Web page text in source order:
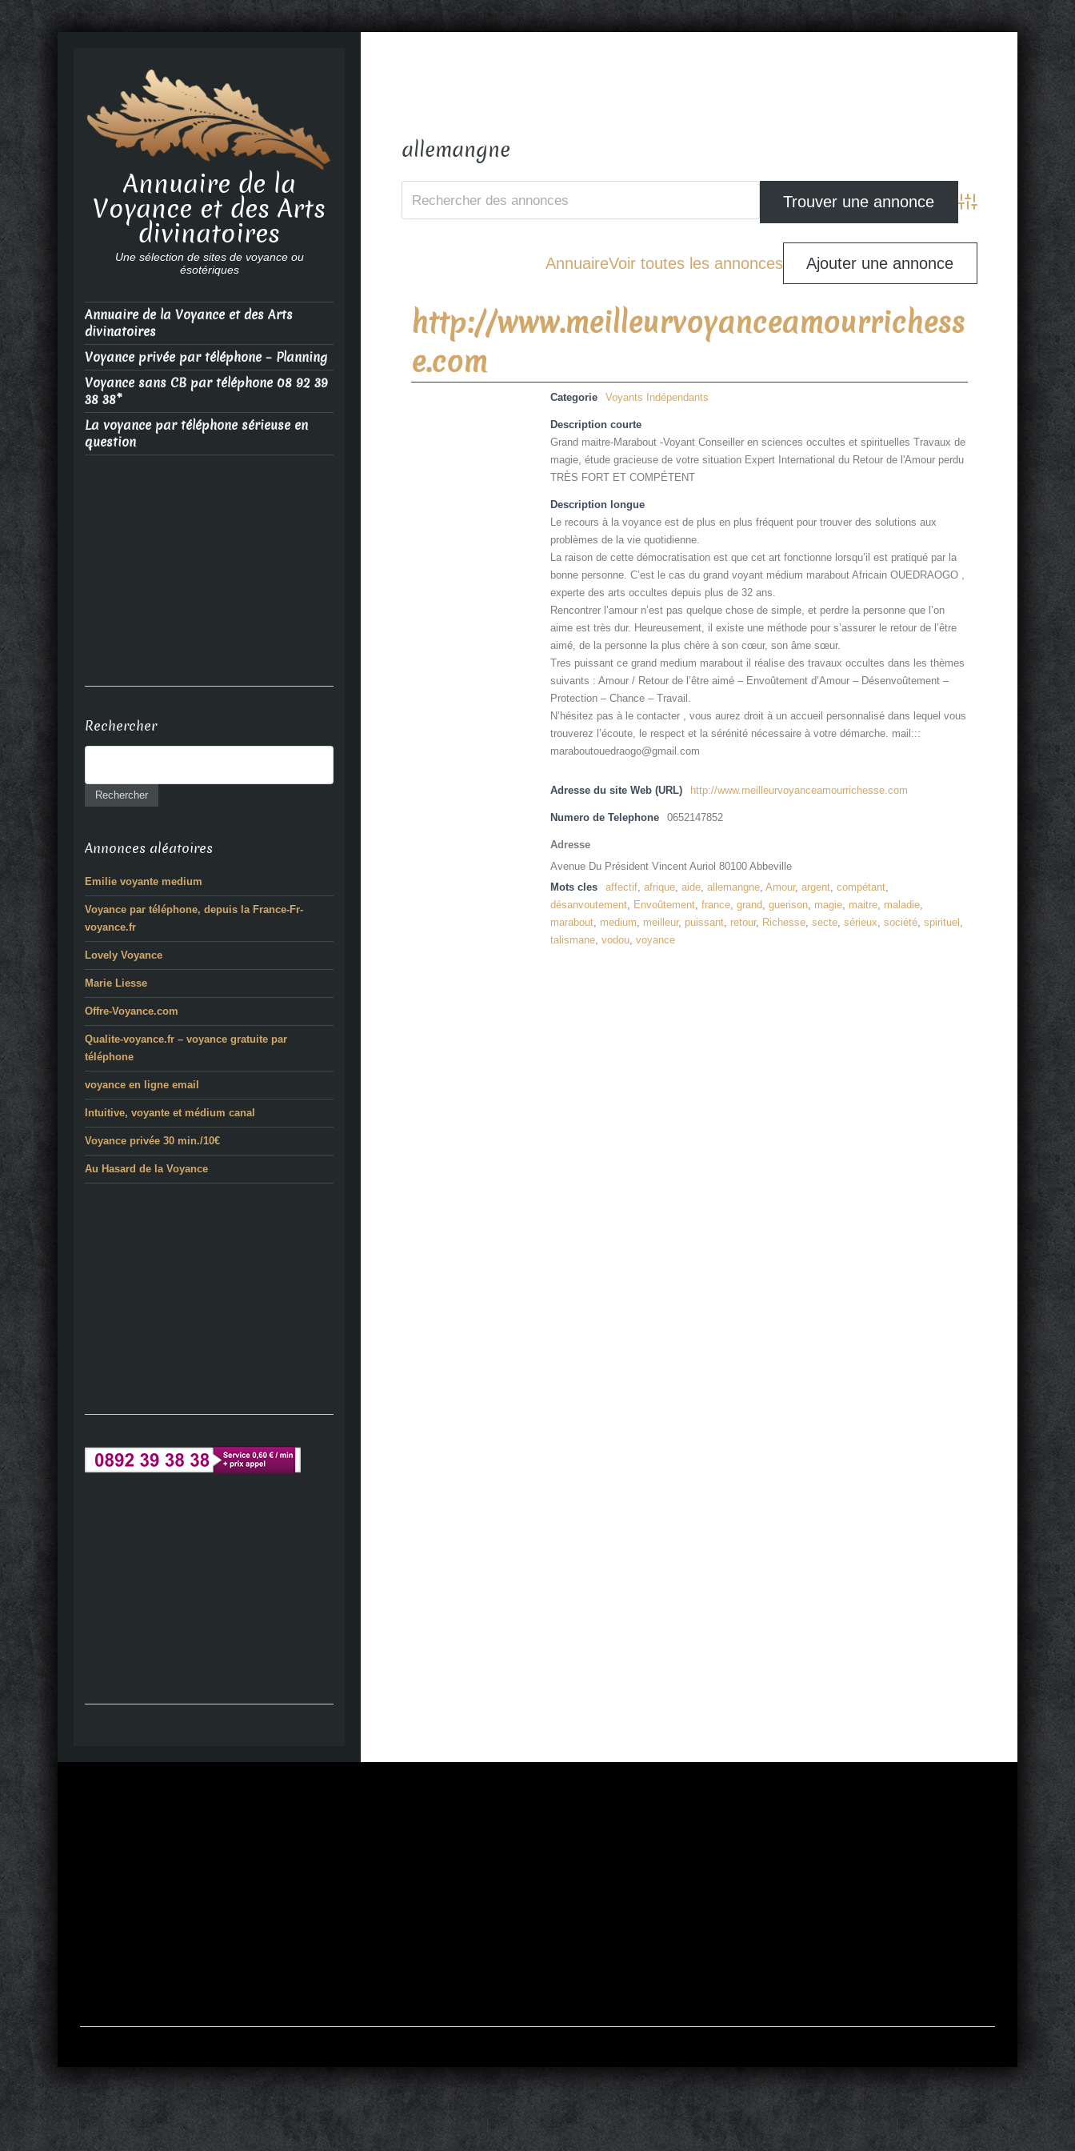
allemangne
Advanced Search
AnnuaireVoir toutes les annonces Ajouter une annonce
http://www.meilleurvoyanceamourrichess
e.com
Categorie Voyants Indépendants
Description courte
Grand maitre-Marabout -Voyant Conseiller en sciences occultes et spirituelles Travaux de
magie, étude gracieuse de votre situation Expert International du Retour de l'Amour perdu
TRÈS FORT ET COMPÉTENT
Description longue
Le recours à la voyance est de plus en plus fréquent pour trouver des solutions aux
problèmes de la vie quotidienne.
La raison de cette démocratisation est que cet art fonctionne lorsqu’il est pratiqué par la
bonne personne. C’est le cas du grand voyant médium marabout Africain OUEDRAOGO ,
experte des arts occultes depuis plus de 32 ans.
Rencontrer l’amour n’est pas quelque chose de simple, et perdre la personne que l’on
aime est très dur. Heureusement, il existe une méthode pour s’assurer le retour de l’être
aimé, de la personne la plus chère à son cœur, son âme sœur.
Tres puissant ce grand medium marabout il réalise des travaux occultes dans les thèmes
suivants : Amour / Retour de l’être aimé – Envoûtement d’Amour – Désenvoûtement –
Protection – Chance – Travail.
N’hésitez pas à le contacter , vous aurez droit à un accueil personnalisé dans lequel vous
trouverez l’écoute, le respect et la sérénité nécessaire à votre démarche. mail:::
maraboutouedraogo@gmail.com
Adresse du site Web (URL) http://www.meilleurvoyanceamourrichesse.com
Numero de Telephone 0652147852
Adresse
Avenue Du Président Vincent Auriol 80100 Abbeville
Mots cles
affectif,afrique,aide,allemangne,Amour,argent,compétant,
désanvoutement, Envoûtement,france,grand,guerison, magie, maitre, maladie,
marabout, medium, meilleur, puissant, retour, Richesse,secte,sérieux,société,spirituel ,
talismane,vodou,voyance
Annuaire de la
Voyance et des Arts
divinatoires
Une sélection de sites de voyance ou
ésotériques
Annuaire de la Voyance et des Arts
divinatoires
Voyance privée par téléphone – Planning
Voyance sans CB par téléphone 08 92 39
38 38*
La voyance par téléphone sérieuse en
question
Rechercher
Annonces aléatoires
Emilie voyante medium
Voyance par téléphone, depuis la France-Fr-
voyance.fr
Lovely Voyance
Marie Liesse
Offre-Voyance.com
Qualite-voyance.fr – voyance gratuite par
téléphone
voyance en ligne email
Intuitive, voyante et médium canal
Voyance privée 30 min./10€
Au Hasard de la Voyance